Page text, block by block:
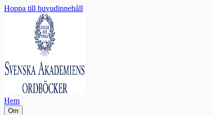
Hoppa till huvudinnehåll
Hem
Om